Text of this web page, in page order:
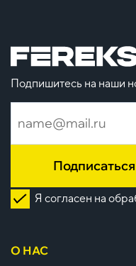
Подпишитесь на наши
Подписаться
Я согласен на
О НАС